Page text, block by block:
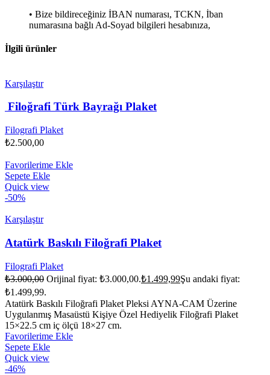
• Bize bildireceğiniz İBAN numarası, TCKN, İban
numarasına bağlı Ad-Soyad bilgileri hesabınıza,
İlgili ürünler
Karşılaştır
Filoğrafi Türk Bayrağı Plaket
Filografi Plaket
₺2.500,00
Favorilerime Ekle
Sepete Ekle
Quick view
-50%
Karşılaştır
Atatürk Baskılı Filoğrafi Plaket
Filografi Plaket
₺3.000,00 Orijinal fiyat: ₺3.000,00.₺1.499,99Şu andaki fiyat:
₺1.499,99.
Atatürk Baskılı Filoğrafi Plaket Pleksi AYNA-CAM Üzerine
Uygulanmış Masaüstü Kişiye Özel Hediyelik Filoğrafi Plaket
15×22.5 cm iç ölçü 18×27 cm.
Favorilerime Ekle
Sepete Ekle
Quick view
-46%